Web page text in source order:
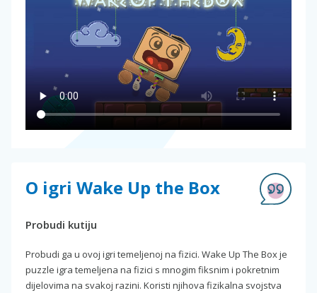
O igri Wake Up the Box
Probudi kutiju
Probudi ga u ovoj igri temeljenoj na fizici. Wake Up The Box je
puzzle igra temeljena na fizici s mnogim fiksnim i pokretnim
dijelovima na svakoj razini. Koristi njihova fizikalna svojstva